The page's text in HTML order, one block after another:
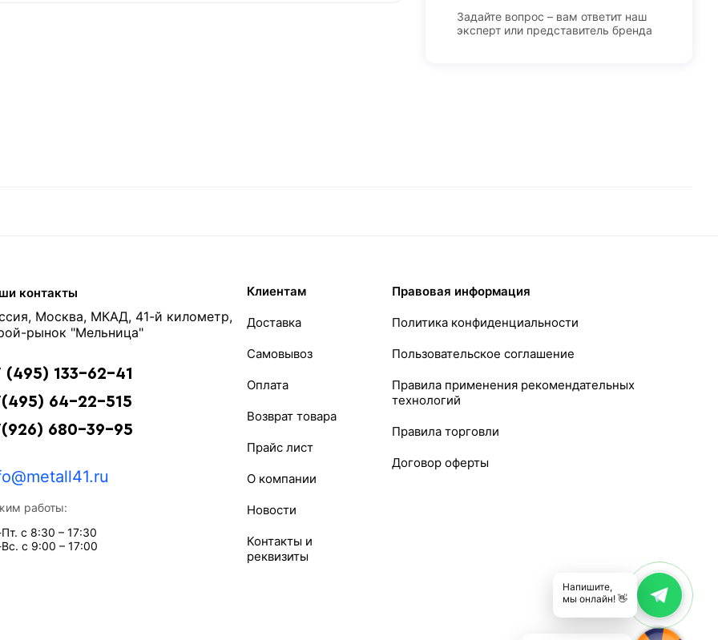
Задайте вопрос – вам ответит наш
эксперт или представитель бренда
контакты
Москва, МКАД, 41-й километр,
рынок "Мельница"
(495) 133-62-41
64-22-515
680-39-95
работы:
с 8:30 – 17:30
с 9:00 – 17:00
Клиентам
Доставка
Самовывоз
Оплата
Возврат товара
Прайс лист
О компании
Новости
Контакты и
реквизиты
Правовая информация
Политика конфиденциальности
Пользовательское соглашение
Правила применения рекомендательных
технологий
Правила торговли
Договор оферты
Напишите,
мы онлайн! 👋